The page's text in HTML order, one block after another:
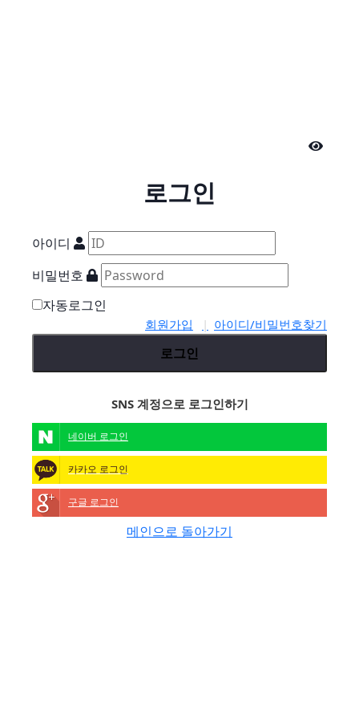
로그인
아이디
비밀번호
자동로그인
회원가입 아이디/비밀번호찾기
로그인
SNS 계정으로 로그인하기
네이버 로그인
카카오 로그인
구글 로그인
메인으로 돌아가기